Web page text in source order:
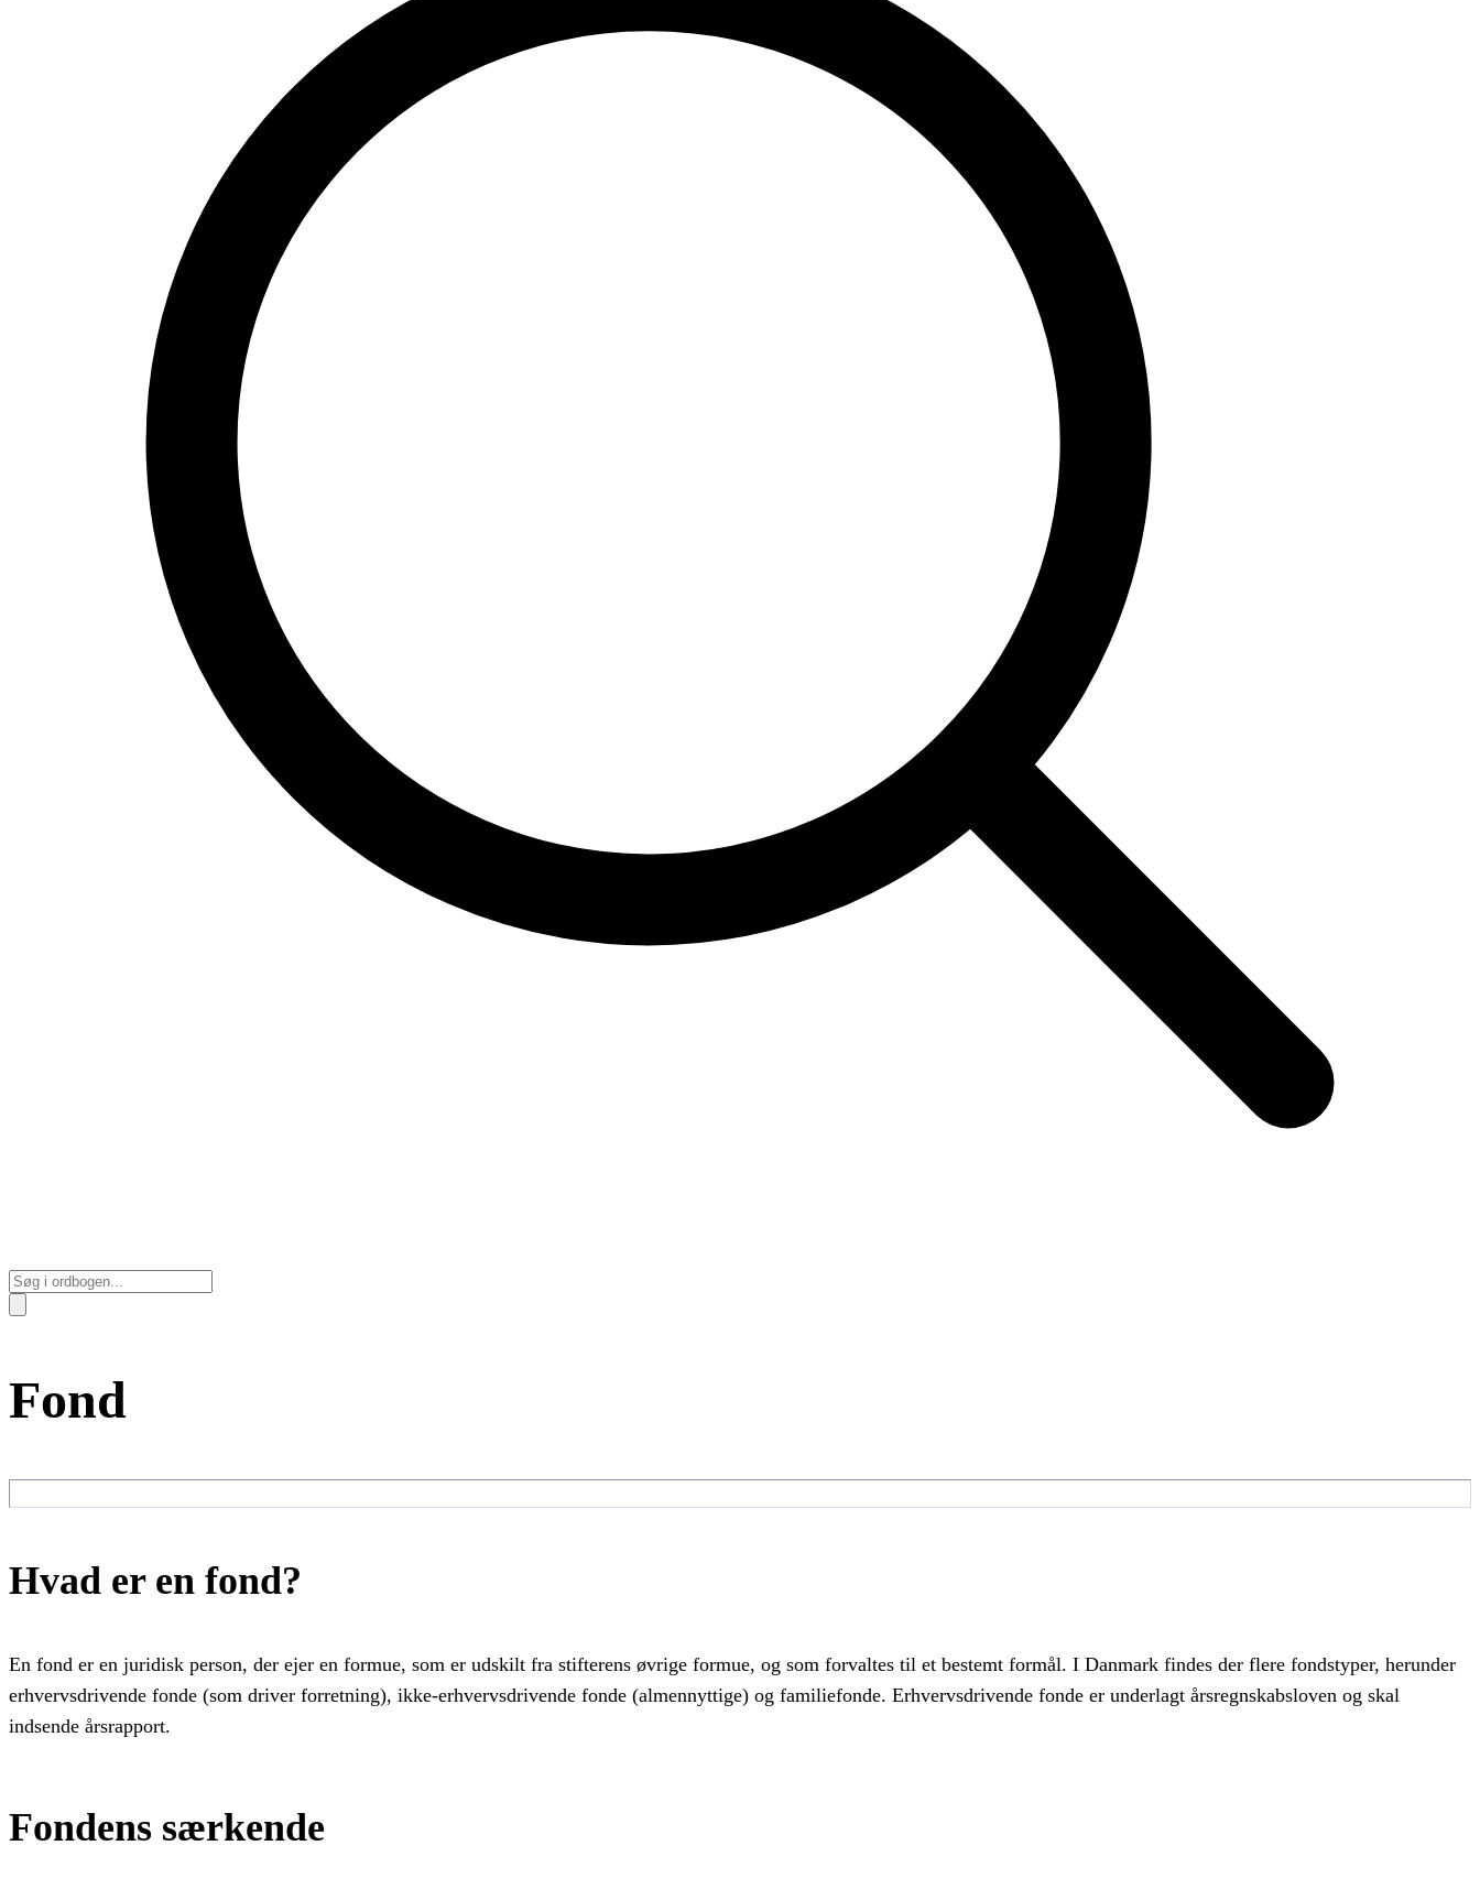
Fond
Hvad er en fond?
En fond er en juridisk person, der ejer en formue, som er udskilt fra stifterens øvrige formue, og som forvaltes til et bestemt formål. I Danmark findes der flere fondstyper, herunder
erhvervsdrivende fonde (som driver forretning), ikke-erhvervsdrivende fonde (almennyttige) og familiefonde. Erhvervsdrivende fonde er underlagt årsregnskabsloven og skal
indsende årsrapport.
Fondens særkende